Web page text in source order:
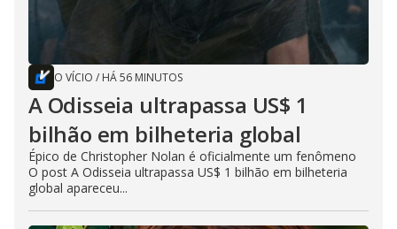
O VÍCIO / HÁ 56 MINUTOS
A Odisseia ultrapassa US$ 1
bilhão em bilheteria global
Épico de Christopher Nolan é oficialmente um fenômeno
O post A Odisseia ultrapassa US$ 1 bilhão em bilheteria
global apareceu...